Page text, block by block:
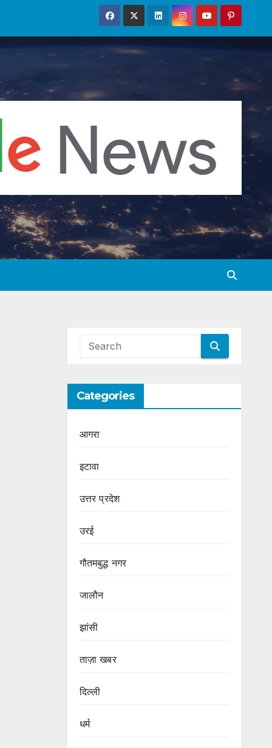
Categories
आगरा
इटावा
उत्तर प्रदेश
उरई
गौतमबुद्ध नगर
जालौन
झांसी
ताज़ा खबर
दिल्ली
धर्म